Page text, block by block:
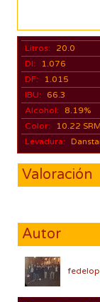
Litros:
20.0
DI:
1.076
DF:
1.015
IBU:
66.3
Alcohol:
8.19%
Color:
10.22 SRM
Levadura:
Valoración
Autor